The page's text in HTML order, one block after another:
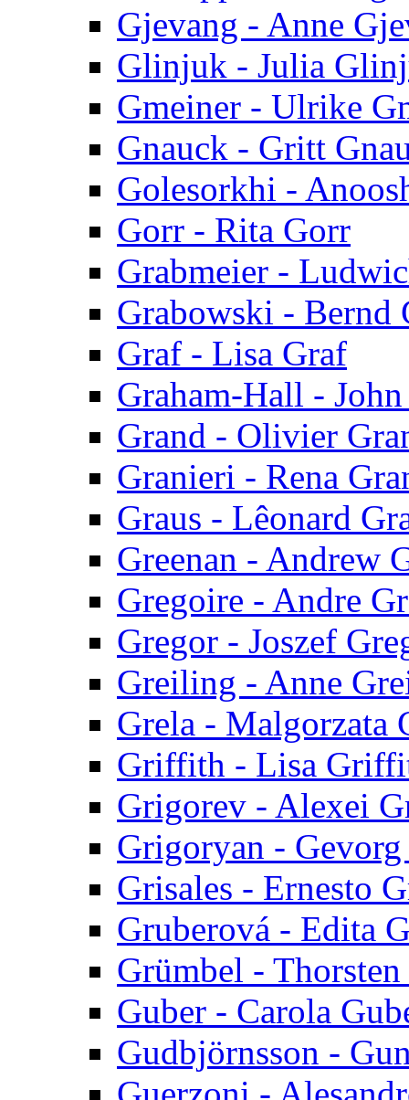
Gjevang - Anne
Glinjuk - Julia
Gmeiner - Ulrike
Gnauck - Gritt
Golesorkhi -
Gorr - Rita Gorr
Grabmeier -
Grabowski - Bernd
Graf - Lisa Graf
Graham-Hall -
Grand - Olivier
Granieri - Rena
Graus - Lêonard
Greenan - Andrew
Gregoire - Andre
Gregor - Joszef
Greiling - Anne
Grela - Malgorzata
Griffith - Lisa
Grigorev - Alexei
Grigoryan -
Grisales - Ernesto
Gruberová - Edita
Grümbel -
Guber - Carola
Gudbjörnsson -